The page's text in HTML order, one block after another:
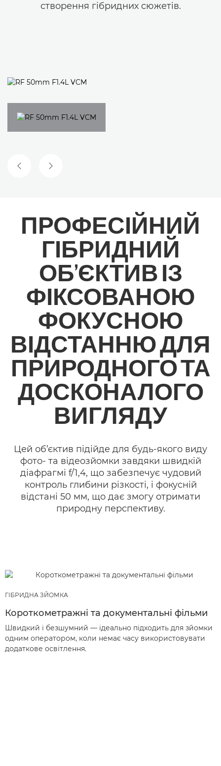
створення гібридних сюжетів.
ПОПЕРЕДНІЙ СЛАЙД
НАСТУПНИЙ СЛАЙД
ПРОФЕСІЙНИЙ
ГІБРИДНИЙ
ОБ’ЄКТИВ ІЗ
ФІКСОВАНОЮ
ФОКУСНОЮ
ВІДСТАННЮ ДЛЯ
ПРИРОДНОГО ТА
ДОСКОНАЛОГО
ВИГЛЯДУ
Цей об’єктив підійде для будь-якого виду
фото- та відеозйомки завдяки швидкій
діафрагмі f/1,4, що забезпечує чудовий
контроль глибини різкості, і фокусній
відстані 50 мм, що дає змогу отримати
природну перспективу.
ГІБРИДНА ЗЙОМКА
Короткометражні та документальні фільми
Швидкий і безшумний — ідеально підходить для зйомки
одним оператором, коли немає часу використовувати
додаткове освітлення.